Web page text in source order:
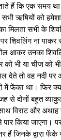
हैं कि एक समय
ऋषियों को
मिलता सभी के
ना पाकर
आकर उनका
भी या चीज को
देते तो वह नदी पर
में फेंका था। फिर
से दोनों बहुत
विराट और
किया जाएगा।
जिनके द्वारा